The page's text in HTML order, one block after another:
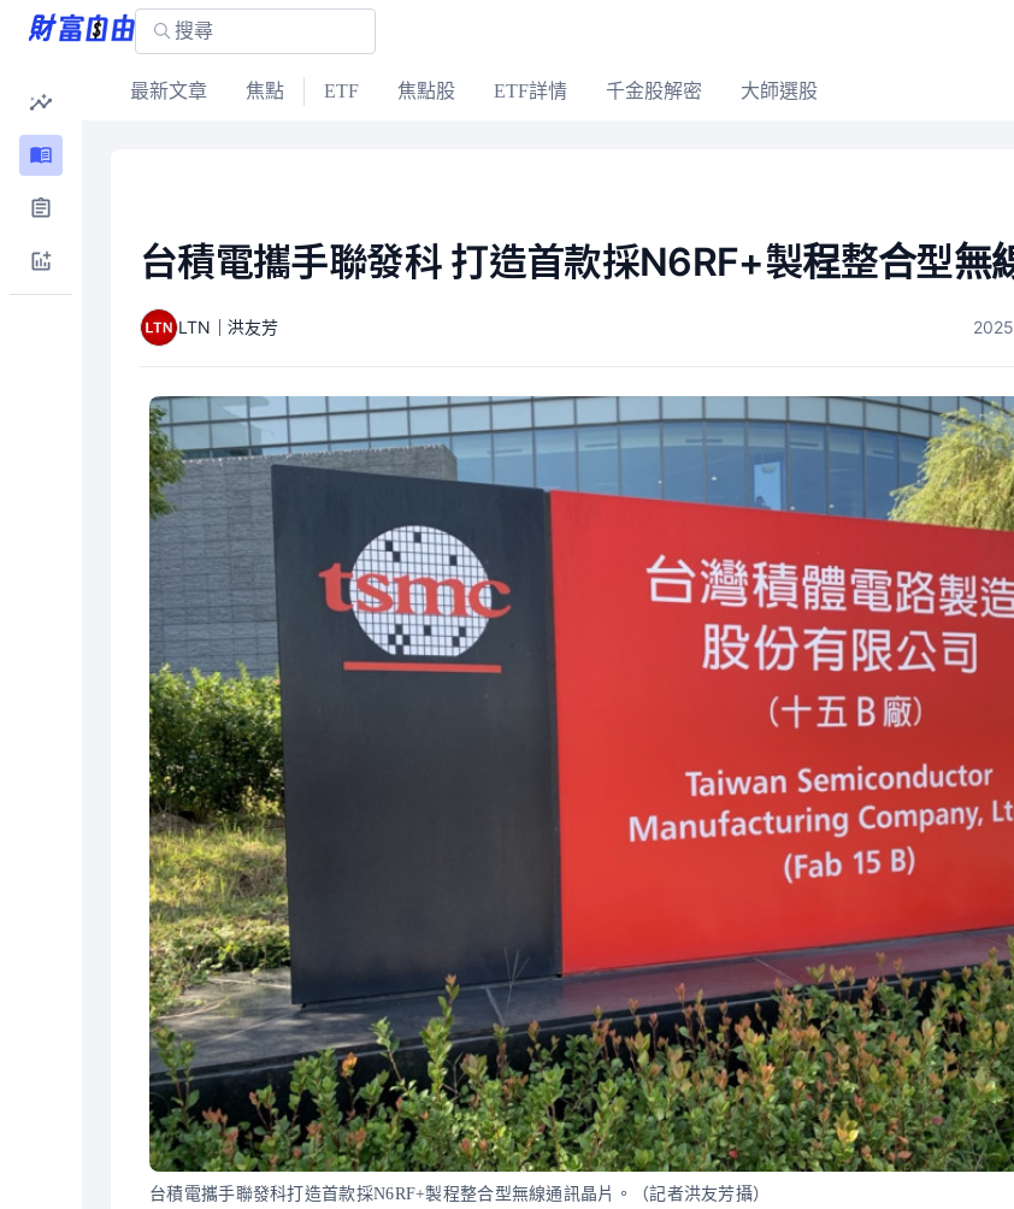
最新文章 焦點 ETF 焦點股 ETF詳情 千金股解密 大師選股
台積電攜手聯發科 打造首款採N6RF+製程整合型無
LTN｜洪友芳
台積電攜手聯發科打造首款採N6RF+製程整合型無線通訊晶片。（記者洪友芳攝）